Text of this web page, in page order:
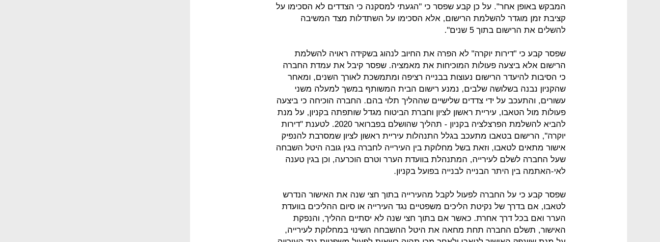
המבקש באופן אחר". על כן קבע שפסר כי "הגעתי למסקנה כי הצדדים לא הסכימו על
קציבת זמן מוגדר להשלמת הרישום, אלא הסכימו על השתדלות מצד המשיבה
להשלים את הרישום בתוך 5 שנים".
שפסר קבע כי "דירות יוקרה" לא הפרה את החיוב לנהוג בשקידה ראויה להשלמת
הרישום אלא ביצעה פעולות המוכיחות את מאמציה. שפסר קיבל את עמדת החברה
כי הסיבות להיעדר הרישום נעוצות בבנייה רציפה ומתמשכת לאורך השנים, ומאחר
שהקניון נבנה בשלושה שלבים, נמנע רישום הבית המשותף במשך למעלה משני
עשורים, והתעכב על ידי צדדים שלישיים שההליך תלוי בהם. החברה הוכיחה כי ביצעה
פעולות מול הטאבו, עיריית ראשון לציון וחברת הביטוח מגדל שותפתה בקניון, על מנת
להביא להשלמת הפרצלציה בקניון - תהליך שהושלם בפברואר 2020. לטענת "דירות
יוקרה", הרישום בטאבו מתעכב בגלל התנהלות עיריית ראשון לציון שמסרבת להנפיק
אישור מתאים לטאבו, וזאת בשל מחלוקת בין העירייה לחברה בגין גובה היטל השבחה
שעל החברה לשלם לעירייה, המתנהלת בוועדת הערר וטרם הוכרעה, וכן בגין טענה
לאי-האתמה בין היתר הבנייה לבנייה בפועל בקניון.
שפסר קבע כי על החברה לפעול לקבל מהעירייה בתוך חצי שנה את האישור הנדרש
לטאבו, אם בדרך של נקיטת הליכים משפטיים נגד העירייה או סיום ההליכים בוועדת
הערר ואם בכל דרך אחרת. כאשר אם בתוך חצי שנה לא יסתיים ההליך, והנפקת
האישור, תשלם החברה תחת מחאה את היטל ההשבחה השינוי במחלוקת לעירייה,